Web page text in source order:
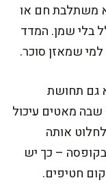
משתלבת חם או
בלי שמן. המדד
שמאזן סוכר.
גם תחושת
שבה מאטים עיכול
לחלוט אותה
– כך יש
חטיפים.